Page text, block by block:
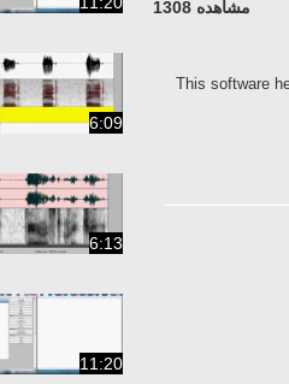
مشاهده 1308
This software
6:09
6:13
11:20